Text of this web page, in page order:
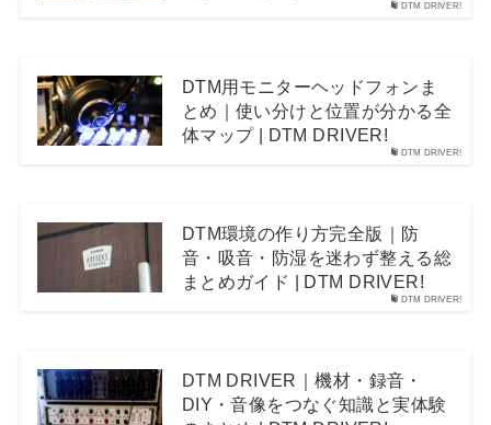
DTM DRIVER!
DTM DRIVER!
DTM用モニターヘッドフォンま
とめ｜使い分けと位置が分かる全
体マップ | DTM DRIVER!
DTM DRIVER!
DTM環境の作り方完全版｜防
音・吸音・防湿を迷わず整える総
まとめガイド | DTM DRIVER!
DTM DRIVER｜機材・録音・
DIY・音像をつなぐ知識と実体験